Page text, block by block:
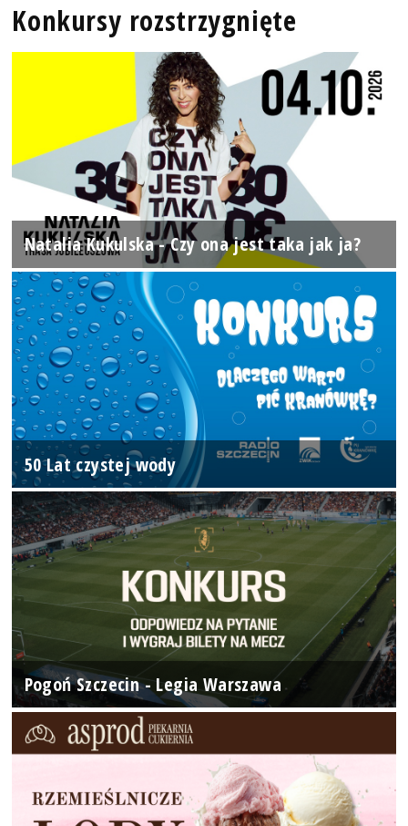
Konkursy rozstrzygnięte
Natalia Kukulska - Czy ona jest taka jak ja?
50 Lat czystej wody
Pogoń Szczecin - Legia Warszawa